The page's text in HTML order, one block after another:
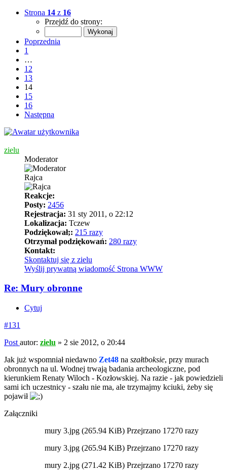
Strona 14 z 16
Przejdź do strony:
Poprzednia
1
…
12
13
14
15
16
Następna
zielu
Moderator
Rajca
Reakcje:
Posty: 2456
Rejestracja: 31 sty 2011, o 22:12
Lokalizacja: Tczew
Podziękował;: 215 razy
Otrzymał podziękowań: 280 razy
Kontakt:
Skontaktuj się z zielu
Wyślij prywatną wiadomość Strona WWW
Re: Mury obronne
Cytuj
#131
Post autor: zielu » 2 sie 2012, o 20:44
Jak już wspomniał niedawno Zet48 na szałtboksie, przy murach
obronnych na ul. Wodnej trwają badania archeologiczne, pod
kierunkiem Renaty Wiloch - Kozłowskiej. Na razie - jak powiedzieli
sami ich uczestnicy - szału nie ma, ale trzymajmy kciuki, żeby się
pojawił
Załączniki
mury 3.jpg (265.94 KiB) Przejrzano 17270 razy
mury 3.jpg (265.94 KiB) Przejrzano 17270 razy
mury 2.jpg (271.42 KiB) Przejrzano 17270 razy